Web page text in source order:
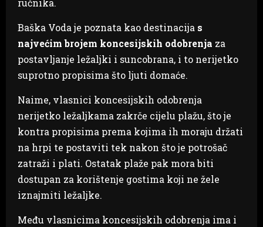
Baška Voda je poznata kao destinacija s
najvećim brojem koncesijskih odobrenja za
postavljanje ležaljki i suncobrana, i to nerijetko
suprotno propisima što ljuti domaće.
Naime, vlasnici koncesijskih odobrenja
nerijetko ležaljkama zakrče cijelu plažu, što je
kontra propisima prema kojima ih moraju držati
na hrpi te postaviti tek nakon što je potrošač
zatraži i plati. Ostatak plaže pak mora biti
dostupan za korištenje gostima koji ne žele
iznajmiti ležaljke.
Među vlasnicima koncesijskih odobrenja ima i